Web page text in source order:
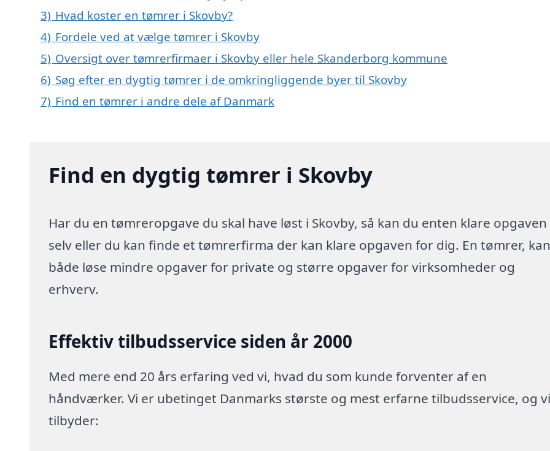
3) Hvad koster en tømrer i Skovby?
4) Fordele ved at vælge tømrer i Skovby
5) Oversigt over tømrerfirmaer i Skovby eller hele Skanderborg kommune
6) Søg efter en dygtig tømrer i de omkringliggende byer til Skovby
7) Find en tømrer i andre dele af Danmark
Find en dygtig tømrer i Skovby
Har du en tømreropgave du skal have løst i Skovby, så kan du enten klare opgaven
selv eller du kan finde et tømrerfirma der kan klare opgaven for dig. En tømrer,
både løse mindre opgaver for private og større opgaver for virksomheder og
erhverv.
Effektiv tilbudsservice siden år 2000
Med mere end 20 års erfaring ved vi, hvad du som kunde forventer af en
håndværker. Vi er ubetinget Danmarks største og mest erfarne tilbudsservice, og
tilbyder: